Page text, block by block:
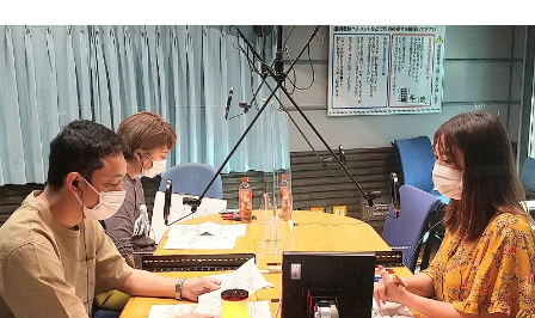
お知らせ
イベント・グッズ
YouTube
会社情報